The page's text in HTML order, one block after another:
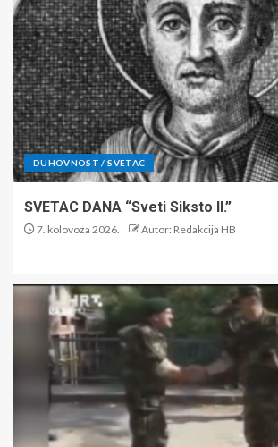
DUHOVNOST / SVETAC
SVETAC DANA “Sveti Siksto II.”
7. kolovoza 2026. Autor: Redakcija HB